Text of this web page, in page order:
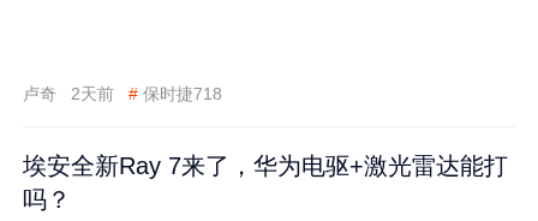
卢奇 2天前 # 保时捷718
埃安全新Ray 7来了，华为电驱+激光雷达能打
吗？